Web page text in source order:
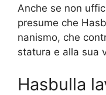
Anche se non
presume che
nanismo, che
statura e alla sua
Hasbulla